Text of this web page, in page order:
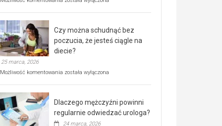
bezpłatna
akcja
profilaktyczna
w
już
kwietnia!
Czy można schudnąć bez
poczucia, że jesteś ciągle na
diecie?
25 marca, 2026
Możliwość komentowania Czy
poczucia,
że
została wyłączona
Dlaczego mężczyźni powinni
regularnie odwiedzać urologa?
24 marca, 2026